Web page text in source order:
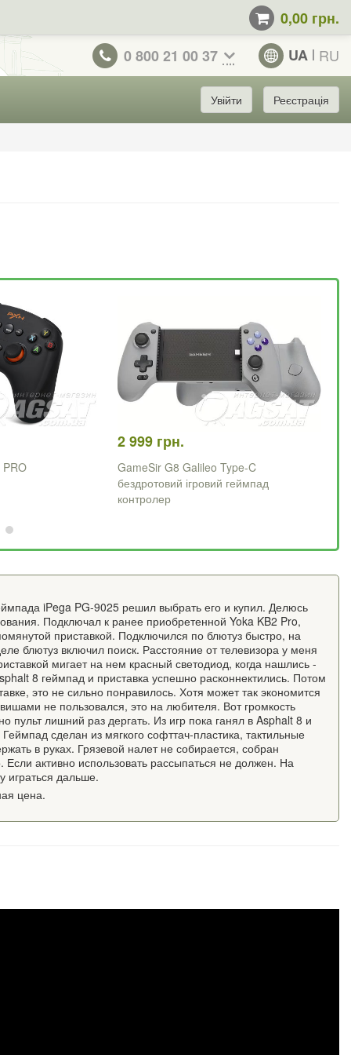
0,00 грн.
0 800 21 00 37 UA RU
Увійти Реєстрація
2 999 грн.
GameSir G8 Galileo Type-C
бездротовий ігровий геймпад
контролер
iPega PG-9025 решил выбрать его и купил. Делюсь
Подключал к ранее приобретенной Yoka KB2 Pro,
приставкой. Подключился по блютуз быстро, на
блютуз включил поиск. Расстояние от телевизора у меня
мигает на нем красный светодиод, когда нашлись -
8 геймпад и приставка успешно расконнектились. Потом
это не сильно понравилось. Хотя может так экономится
не пользовался, это на любителя. Вот громкость
пульт лишний раз дергать. Из игр пока ганял в Asphalt 8 и
сделан из мягкого софттач-пластика, тактильные
в руках. Грязевой налет не собирается, собран
активно использовать рассыпаться не должен. На
играться дальше.
цена.